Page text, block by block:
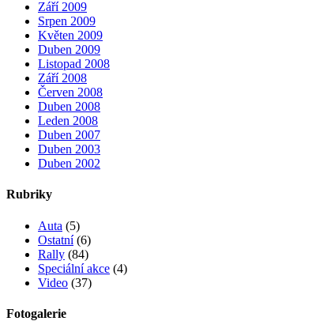
Září 2009
Srpen 2009
Květen 2009
Duben 2009
Listopad 2008
Září 2008
Červen 2008
Duben 2008
Leden 2008
Duben 2007
Duben 2003
Duben 2002
Rubriky
Auta (5)
Ostatní(6)
Rally (84)
Speciální akce (4)
Video (37)
Fotogalerie